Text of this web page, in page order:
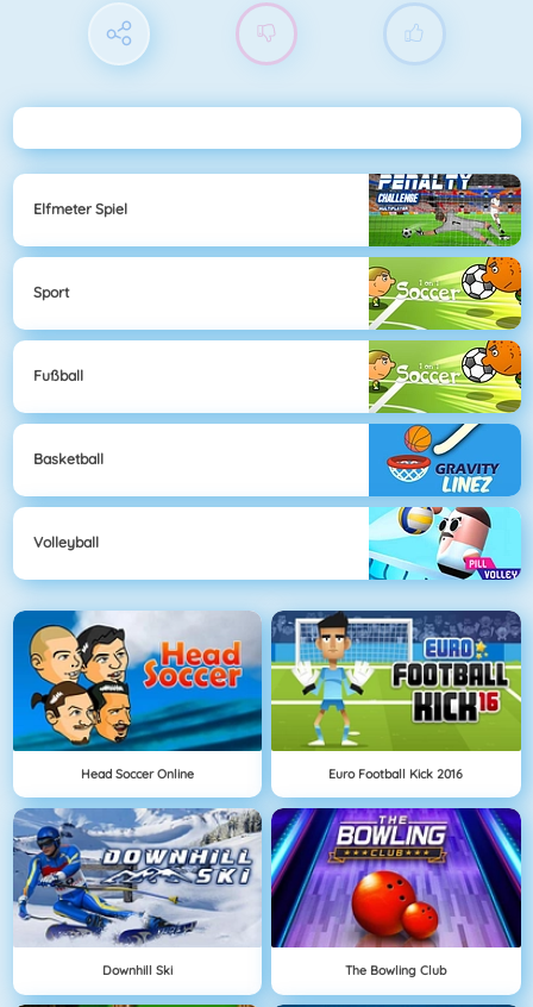
Elfmeter Spiel
Sport
Fußball
Basketball
Volleyball
Head Soccer Online Euro Football Kick 2016
Downhill Ski The Bowling Club